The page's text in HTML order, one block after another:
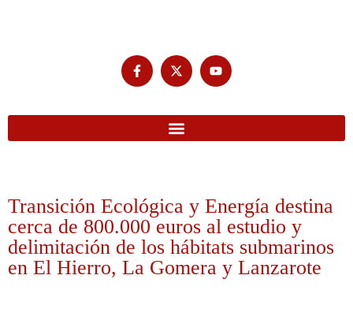
Transición Ecológica y Energía destina
cerca de 800.000 euros al estudio y
delimitación de los hábitats submarinos
en El Hierro, La Gomera y Lanzarote